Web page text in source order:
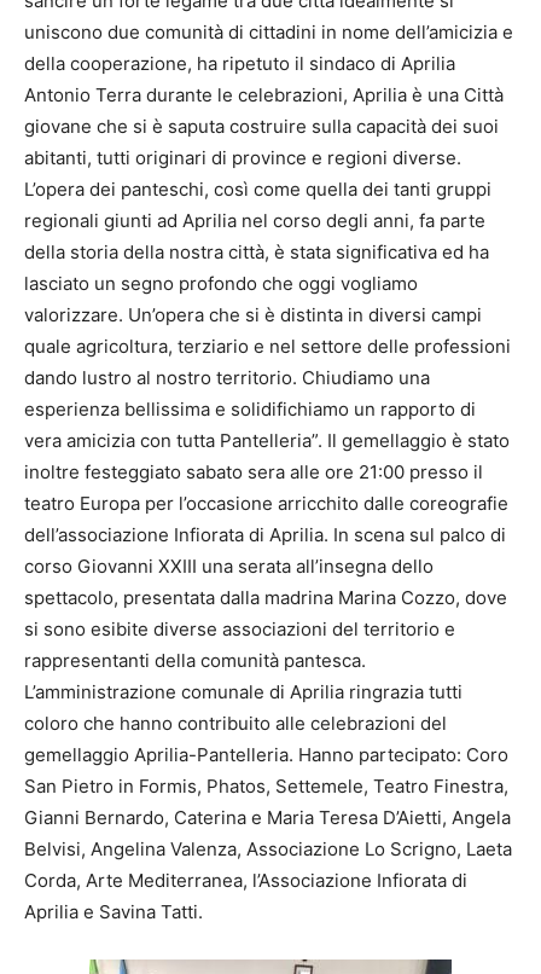
uniscono due comunità di cittadini in nome dell’amicizia e
della cooperazione, ha ripetuto il sindaco di Aprilia
Antonio Terra durante le celebrazioni, Aprilia è una Città
giovane che si è saputa costruire sulla capacità dei suoi
abitanti, tutti originari di province e regioni diverse.
L’opera dei panteschi, così come quella dei tanti gruppi
regionali giunti ad Aprilia nel corso degli anni, fa parte
della storia della nostra città, è stata significativa ed ha
lasciato un segno profondo che oggi vogliamo
valorizzare. Un’opera che si è distinta in diversi campi
quale agricoltura, terziario e nel settore delle professioni
dando lustro al nostro territorio. Chiudiamo una
esperienza bellissima e solidifichiamo un rapporto di
vera amicizia con tutta Pantelleria”. Il gemellaggio è stato
inoltre festeggiato sabato sera alle ore 21:00 presso il
teatro Europa per l’occasione arricchito dalle coreografie
dell’associazione Infiorata di Aprilia. In scena sul palco di
corso Giovanni XXIII una serata all’insegna dello
spettacolo, presentata dalla madrina Marina Cozzo, dove
si sono esibite diverse associazioni del territorio e
rappresentanti della comunità pantesca.
L’amministrazione comunale di Aprilia ringrazia tutti
coloro che hanno contribuito alle celebrazioni del
gemellaggio Aprilia-Pantelleria. Hanno partecipato: Coro
San Pietro in Formis, Phatos, Settemele, Teatro Finestra,
Gianni Bernardo, Caterina e Maria Teresa D’Aietti, Angela
Belvisi, Angelina Valenza, Associazione Lo Scrigno, Laeta
Corda, Arte Mediterranea, l’Associazione Infiorata di
Aprilia e Savina Tatti.